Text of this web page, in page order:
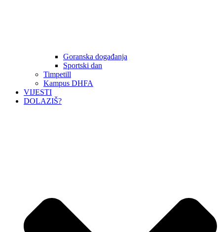
Goranska događanja
Sportski dan
Timpetill
Kampus DHFA
VIJESTI
DOLAZIŠ?